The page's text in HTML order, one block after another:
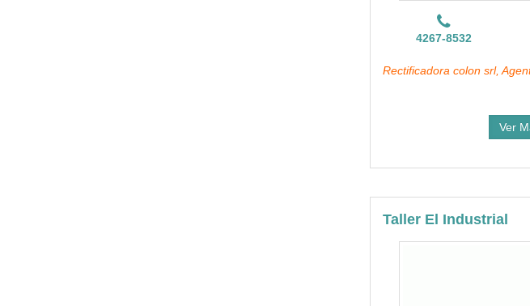
4267-8532
Rectificadora colon srl,
Ver
Taller El Industrial